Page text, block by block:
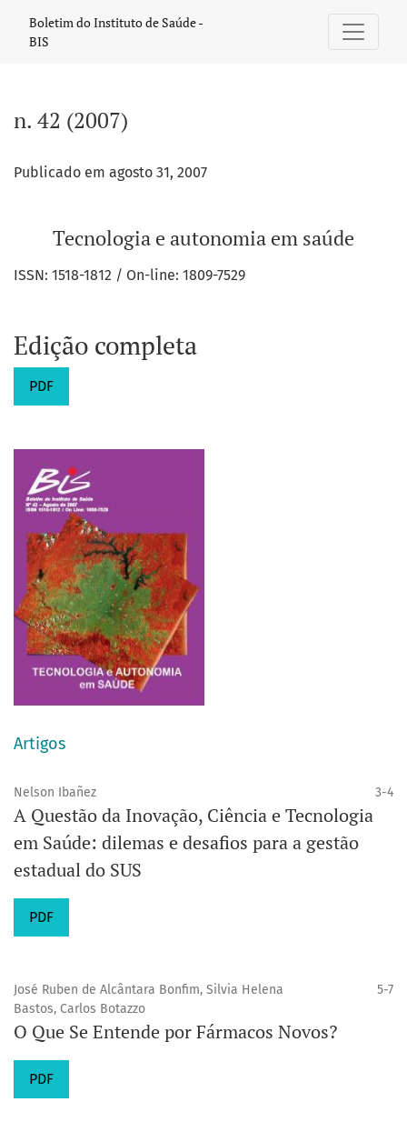
Boletim do Instituto de Saúde -
BIS
n. 42 (2007)
Publicado em agosto 31, 2007
Tecnologia e autonomia em saúde
ISSN: 1518-1812 / On-line: 1809-7529
Edição completa
PDF
Artigos
Nelson Ibañez 3-4
A Questão da Inovação, Ciência e Tecnologia
em Saúde: dilemas e desafios para a gestão
estadual do SUS
PDF
José Ruben de Alcântara Bonfim, Silvia Helena
Bastos, Carlos Botazzo
5-7
O Que Se Entende por Fármacos Novos?
PDF